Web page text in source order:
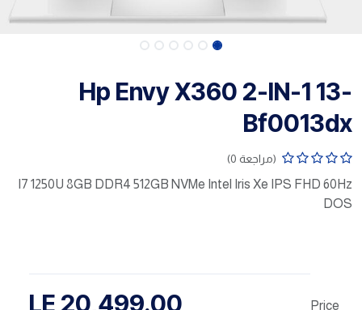
Hp Envy X360 2-IN-1 13-
Bf0013dx
(مراجعة 0)
I7 1250U 8GB DDR4 512GB NVMe Intel Iris Xe IPS FHD 60Hz
DOS
Price
20,499.00